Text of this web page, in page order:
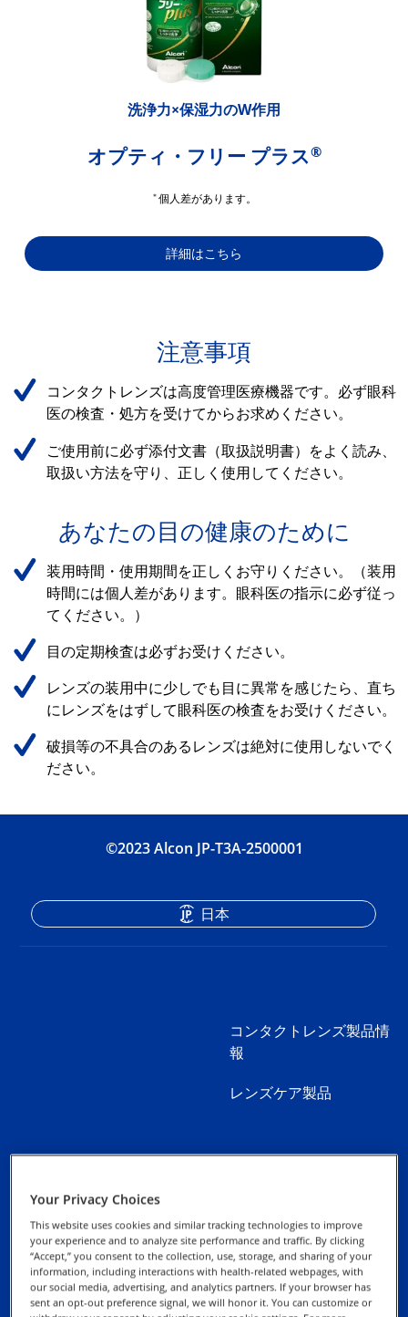
洗浄力×保湿力のW作用
オプティ・フリー プラス®
＊個人差があります。
詳細はこちら
注意事項
コンタクトレンズは高度管理医療機器です。必ず眼科
医の検査・処方を受けてからお求めください。
ご使用前に必ず添付文書（取扱説明書）をよく読み、
取扱い方法を守り、正しく使用してください。
あなたの目の健康のために
装用時間・使用期間を正しくお守りください。（装用
時間には個人差があります。眼科医の指示に必ず従っ
てください。）
目の定期検査は必ずお受けください。
レンズの装用中に少しでも目に異常を感じたら、直ち
にレンズをはずして眼科医の検査をお受けください。
破損等の不具合のあるレンズは絶対に使用しないでく
ださい。
©2023 Alcon JP-T3A-2500001
コンタクトレンズ製品情
報
レンズケア製品
お問い合わせ
取扱い施設検索
日本
クッキーについて
Your Privacy Choices
This website uses cookies and similar tracking technologies to improve
your experience and to analyze site performance and traffic. By clicking
“Accept,” you consent to the collection, use, storage, and sharing of your
information, including interactions with health-related webpages, with
our social media, advertising, and analytics partners. If your browser has
sent an opt-out preference signal, we will honor it. You can customize or